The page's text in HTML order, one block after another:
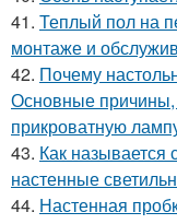
41. Теплый пол на
монтаже и
42. Почему
Основные причины,
прикроватную
43. Как называется
настенные
44. Настенная